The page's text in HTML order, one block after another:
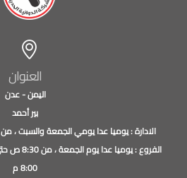
العنوان
اليمن - عدن
بير أحمد
الادارة : يوميا عدا يومي الجمعة والسبت ، من 8:30 ص حتى 02:30 بعد الظهر
8:00 م